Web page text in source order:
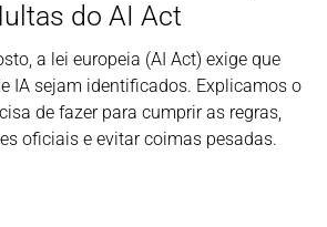
do AI Act
a lei europeia (AI Act) exige que
IA sejam identificados. Explicamos o
de fazer para cumprir as regras,
oficiais e evitar coimas pesadas.